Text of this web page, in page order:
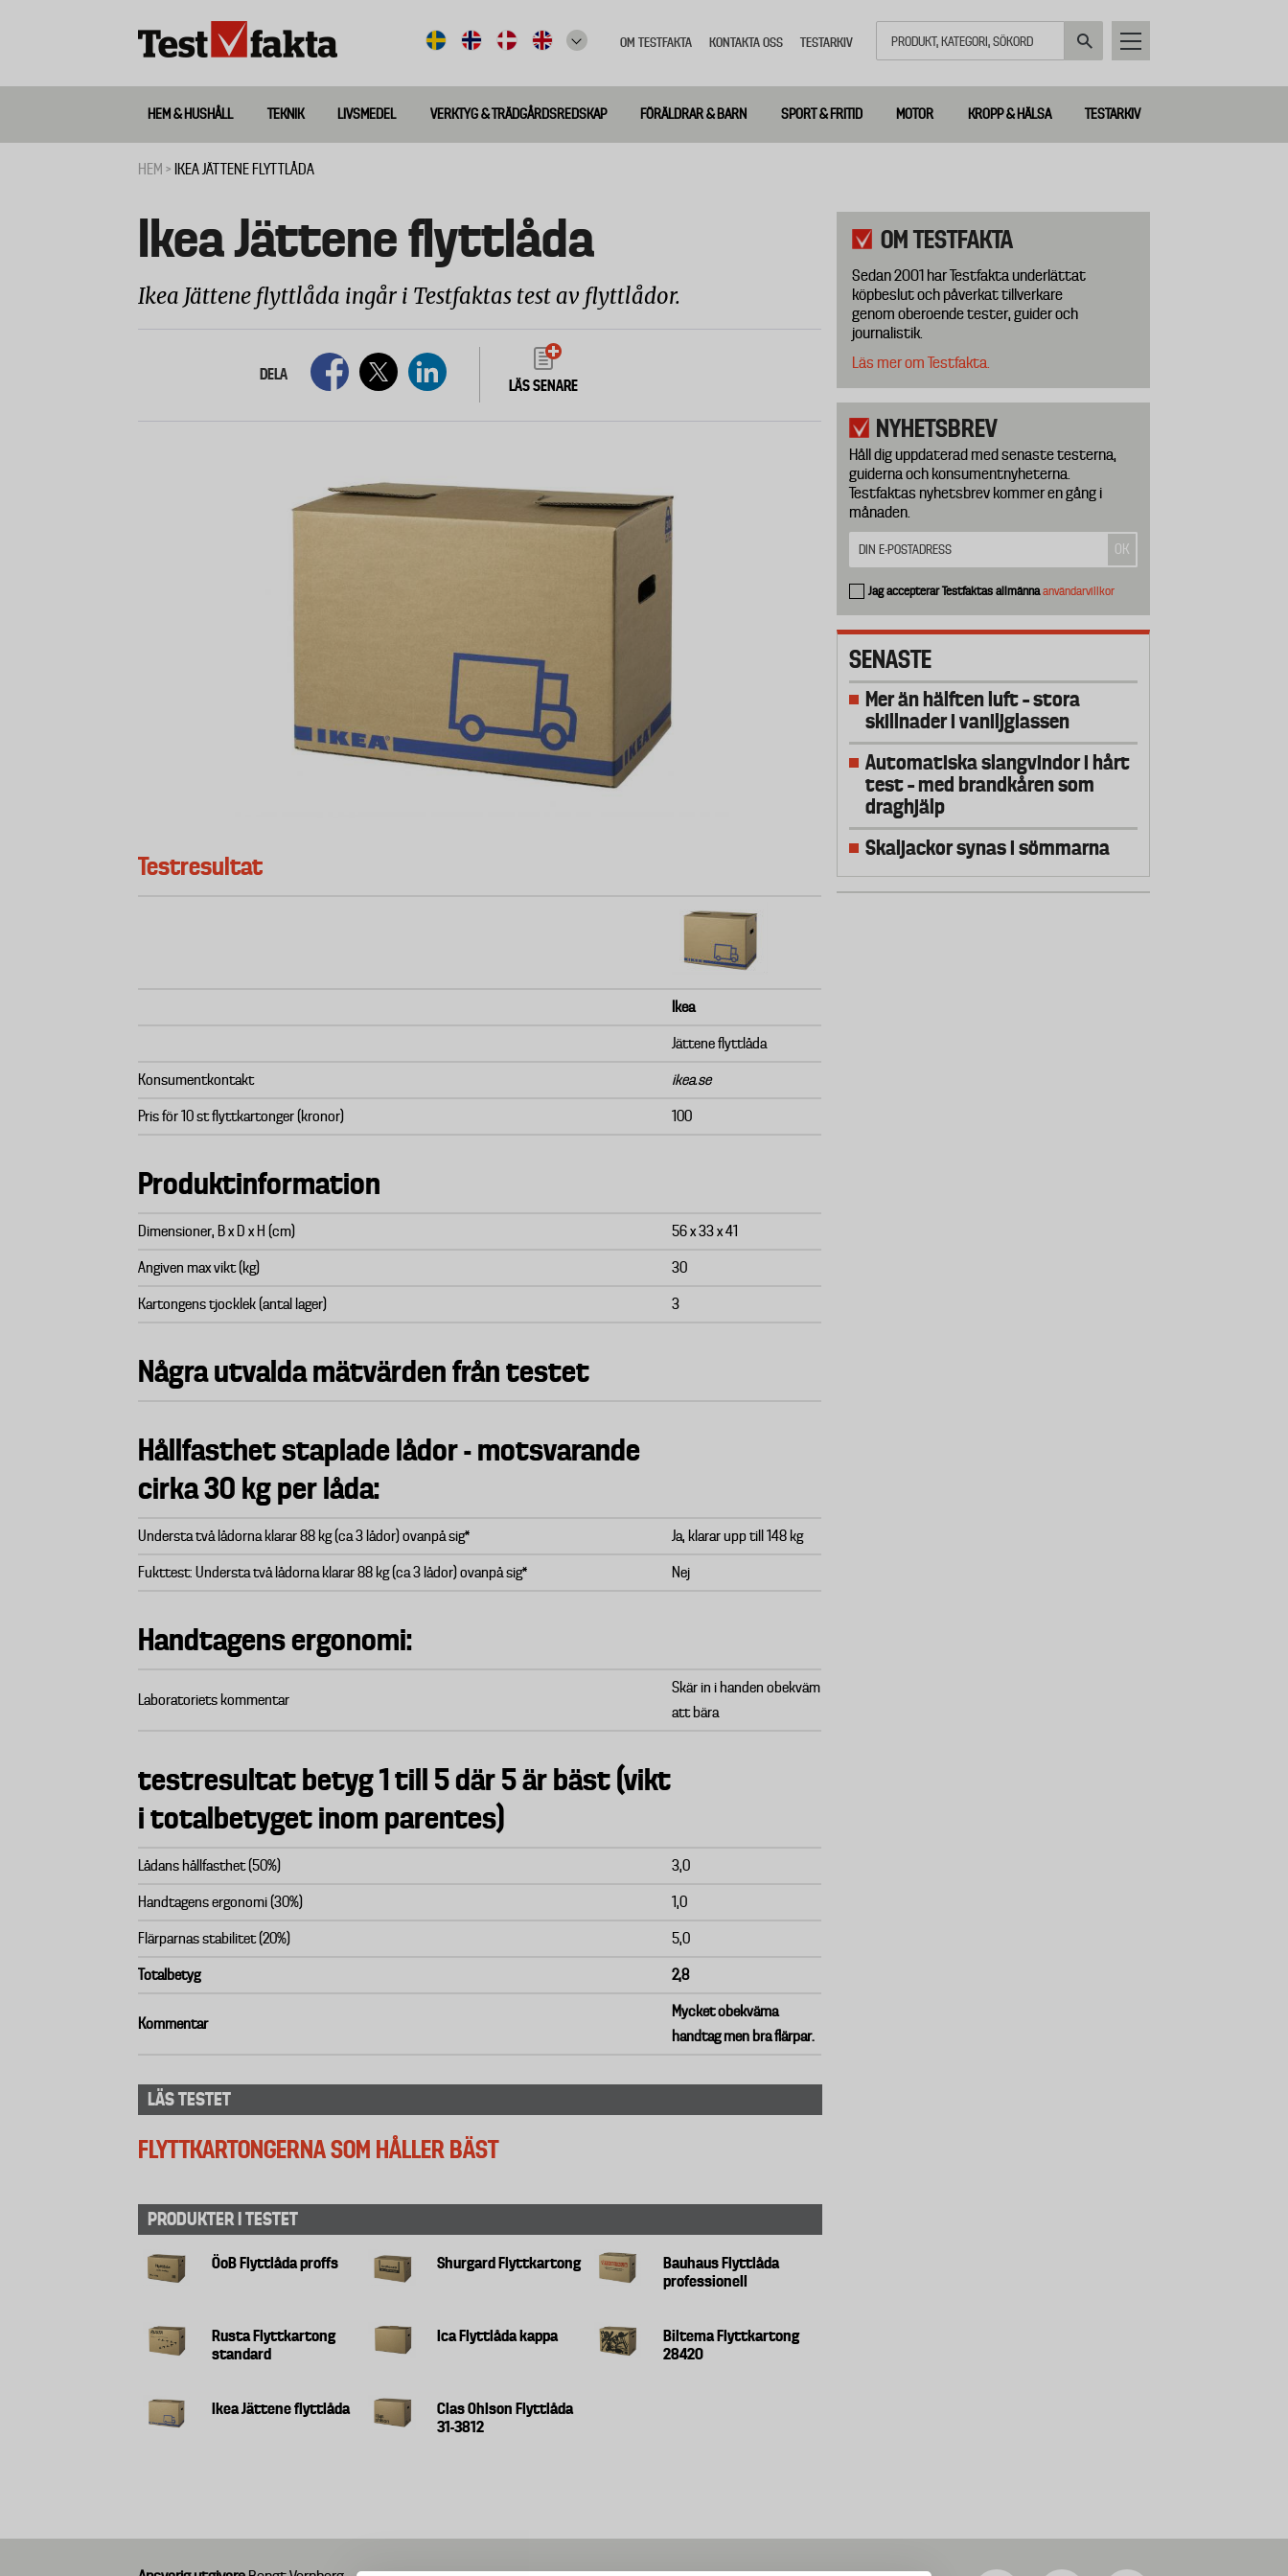
meny
OM TESTFAKTA KONTAKTA OSS TESTARKIV
Huvudmeny
ny
HEM & HUSHÅLL TEKNIK LIVSMEDEL VERKTYG & TRÄDGÅRDSREDSKAP FÖRÄLDRAR & BARN SPORT & FRITID MOTOR KROPP & HÄLSA TESTARKIV
HEM IKEA JÄTTENE FLYTTLÅDA
Ikea Jättene flyttlåda
Ikea Jättene flyttlåda ingår i Testfaktas test av flyttlådor.
DELA
LÄS SENARE
Testresultat
Ikea
Jättene flyttlåda
Konsumentkontakt ikea.se
Pris för 10 st flyttkartonger (kronor) 100
Produktinformation
Dimensioner, B x D x H (cm) 56 x 33 x 41
Angiven max vikt (kg) 30
Kartongens tjocklek (antal lager) 3
Några utvalda mätvärden från testet
Hållfasthet staplade lådor - motsvarande
cirka 30 kg per låda:
Understa två lådorna klarar 88 kg (ca 3 lådor) ovanpå sig* Ja, klarar upp till 148 kg
Fukttest: Understa två lådorna klarar 88 kg (ca 3 lådor) ovanpå sig* Nej
Handtagens ergonomi:
Laboratoriets kommentar
Skär in i handen obekväm
att bära
testresultat betyg 1 till 5 där 5 är bäst (vikt
i totalbetyget inom parentes)
Lådans hållfasthet (50%) 3,0
Handtagens ergonomi (30%) 1,0
Flärparnas stabilitet (20%) 5,0
Totalbetyg 2,8
Kommentar
Mycket obekväma
handtag men bra flärpar.
LÄS TESTET
FLYTTKARTONGERNA SOM HÅLLER BÄST
PRODUKTER I TESTET
ÖoB Flyttlåda proffs Shurgard Flyttkartong
Bauhaus Flyttlåda
professionell
Rusta Flyttkartong
standard
Ica Flyttlåda kappa
Biltema Flyttkartong
28420
Ikea Jättene flyttlåda
Clas Ohlson Flyttlåda
31-3812
OM TESTFAKTA
Sedan 2001 har Testfakta underlättat
köpbeslut och påverkat tillverkare
genom oberoende tester, guider och
journalistik.
Läs mer om Testfakta.
NYHETSBREV
Håll dig uppdaterad med senaste testerna,
guiderna och konsumentnyheterna.
Testfaktas nyhetsbrev kommer en gång i
månaden.
Jag accepterar Testfaktas allmännaanvändarvillkor
SENASTE
Mer än hälften luft – stora
skillnader i vaniljglassen
Automatiska slangvindor i hårt
test – med brandkåren som
draghjälp
Skaljackor synas i sömmarna